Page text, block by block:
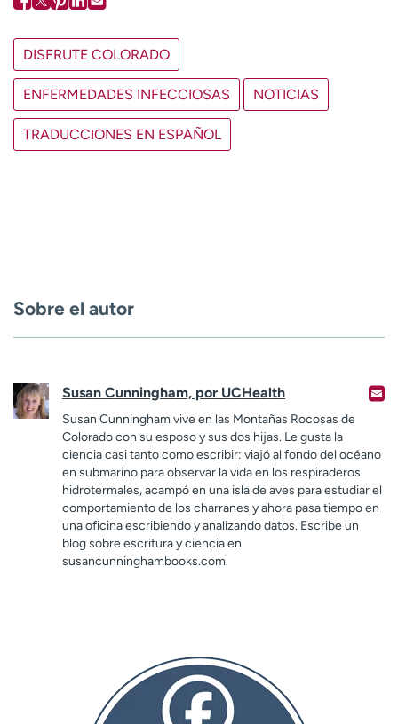
DISFRUTE COLORADO
ENFERMEDADES INFECCIOSAS NOTICIAS
TRADUCCIONES EN ESPAÑOL
Sobre el autor
Susan Cunningham, por UCHealth
Susan Cunningham vive en las Montañas Rocosas de
Colorado con su esposo y sus dos hijas. Le gusta la
ciencia casi tanto como escribir: viajó al fondo del océano
en submarino para observar la vida en los respiraderos
hidrotermales, acampó en una isla de aves para estudiar el
comportamiento de los charranes y ahora pasa tiempo en
una oficina escribiendo y analizando datos. Escribe un
blog sobre escritura y ciencia en
susancunninghambooks.com.